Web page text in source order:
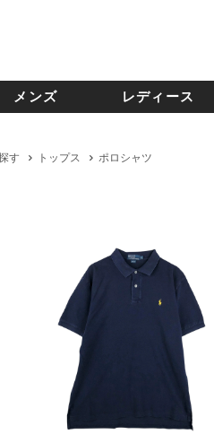
メンズ レディース
す トップス ポロシャツ